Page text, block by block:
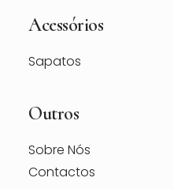
Acessórios
Sapatos
Outros
Sobre Nós
Contactos